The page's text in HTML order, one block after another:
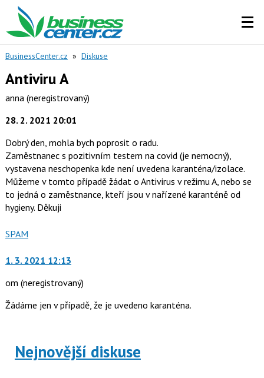
BusinessCenter.cz » Diskuse
Antiviru A
anna (neregistrovaný)
28. 2. 2021 20:01
Dobrý den, mohla bych poprosit o radu.
Zaměstnanec s pozitivním testem na covid (je nemocný),
vystavena neschopenka kde není uvedena karanténa/izolace.
Můžeme v tomto případě žádat o Antivirus v režimu A, nebo se
to jedná o zaměstnance, kteří jsou v nařízené karanténě od
hygieny. Děkuji
Nahlásit
jako
SPAM
1. 3. 2021 12:13
om (neregistrovaný)
Žádáme jen v případě, že je uvedeno karanténa.
Nejnovější diskuse